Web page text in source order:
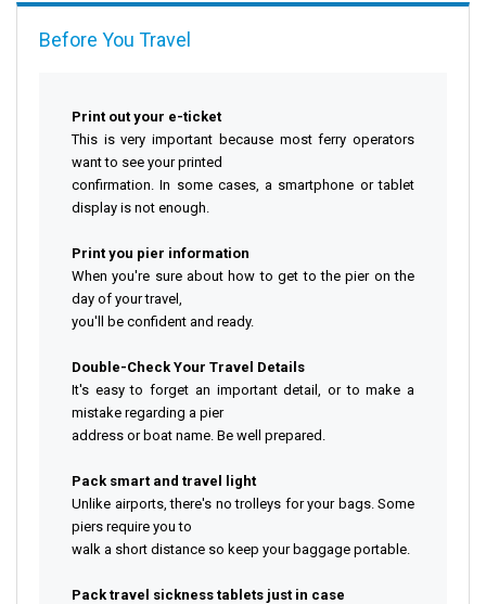
Before You Travel
Print out your e-ticket
This is very important because most ferry operators
want to see your printed
confirmation. In some cases, a smartphone or tablet
display is not enough.
Print you pier information
When you're sure about how to get to the pier on the
day of your travel,
you'll be confident and ready.
Double-Check Your Travel Details
It's easy to forget an important detail, or to make a
mistake regarding a pier
address or boat name. Be well prepared.
Pack smart and travel light
Unlike airports, there's no trolleys for your bags. Some
piers require you to
walk a short distance so keep your baggage portable.
Pack travel sickness tablets just in case